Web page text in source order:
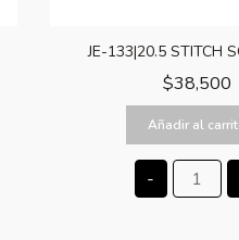
JE-133|20.5 STITCH
$38,500
Añadir al
-